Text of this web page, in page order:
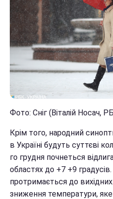
Фото: Сніг (Віталій Носач,
Крім того, народний
в Україні будуть суттєві
го грудня почнеться
областях до +7 +9
протримається до
зниження температури,